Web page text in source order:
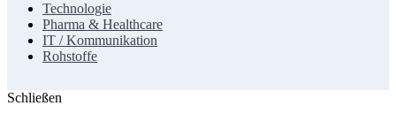
Technologie
Pharma & Healthcare
IT / Kommunikation
Rohstoffe
Schließen